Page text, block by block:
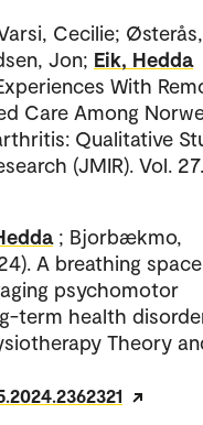
Cecilie;
Jon; Eik, Hedda
With
Care Among
Qualitative
(JMIR). Vol. 27.
; Bjorbækmo,
A breathing
psychomotor
term health
Theory